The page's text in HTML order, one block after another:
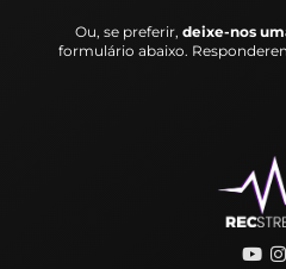
Ou, se preferir, deixe-nos
formulário abaixo.